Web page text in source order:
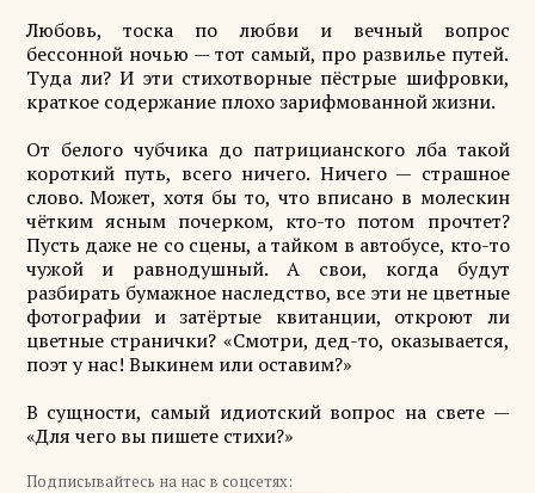
Любовь, тоска по любви и вечный вопрос
бессонной ночью — тот самый, про развилье путей.
Туда ли? И эти стихотворные пёстрые шифровки,
краткое содержание плохо зарифмованной жизни.
От белого чубчика до патрицианского лба такой
короткий путь, всего ничего. Ничего — страшное
слово. Может, хотя бы то, что вписано в молескин
чётким ясным почерком, кто-то потом прочтет?
Пусть даже не со сцены, а тайком в автобусе, кто-то
чужой и равнодушный. А свои, когда будут
разбирать бумажное наследство, все эти не цветные
фотографии и затёртые квитанции, откроют ли
цветные странички? «Смотри, дед-то, оказывается,
поэт у нас! Выкинем или оставим?»
В сущности, самый идиотский вопрос на свете —
«Для чего вы пишете стихи?»
Подписывайтесь на нас в соцсетях: